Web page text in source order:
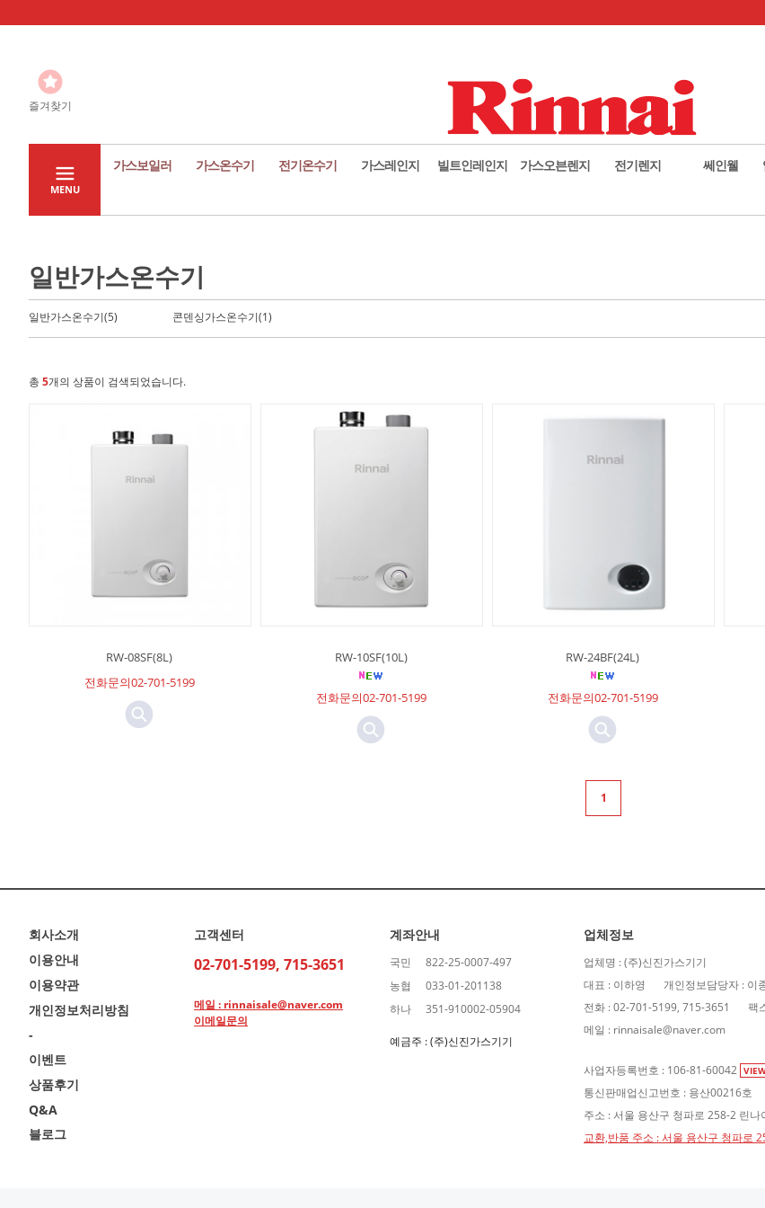
즐겨찾기
MENU
가스보일러 가스온수기 전기온수기 가스레인지 빌트인레인지 가스오븐렌지 전기렌지 쎄인웰
일반가스온수기
일반가스온수기(5) 콘덴싱가스온수기(1)
총 5개의 상품이 검색되었습니다.
RW-08SF(8L)
전화문의02-701-5199
RW-10SF(10L)
전화문의02-701-5199
RW-24BF(24L)
전화문의02-701-5199
1
회사소개
이용안내
이용약관
개인정보처리방침
-
이벤트
상품후기
Q&A
블로그
고객센터
02-701-5199, 715-3651
메일 : rinnaisale@naver.com
이메일문의
계좌안내
국민
822-25-0007-497
농협
033-01-201138
하나
351-910002-05904
예금주 : (주)신진가스기기
업체정보
업체명 : (주)신진가스기기
대표 : 이하영
개인정보담당자 : 이
전화 : 02-701-5199, 715-3651
팩
메일 : rinnaisale@naver.com
사업자등록번호 : 106-81-60042
통신판매업신고번호 : 용산00216호
주소 : 서울 용산구 청파로 258-2 린나
교환,반품 주소 : 서울 용산구 청파로